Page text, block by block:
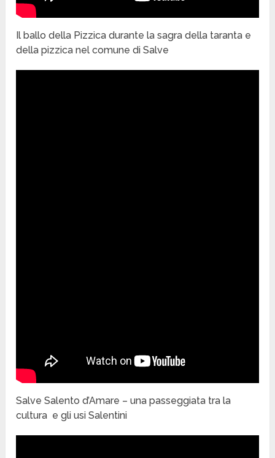
Il ballo della Pizzica durante la sagra della taranta e
della pizzica nel comune di Salve
Salve Salento d’Amare – una passeggiata tra la
cultura e gli usi Salentini